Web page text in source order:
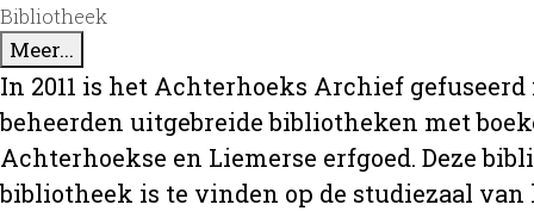
Bibliotheek
Meer...
In 2011 is het Achterhoeks Archief
beheerden uitgebreide bibliotheken met
Achterhoekse en Liemerse erfgoed. Deze
bibliotheek is te vinden op de studiezaal